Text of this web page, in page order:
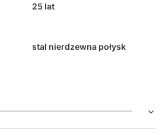
25 lat
stal nierdzewna połysk